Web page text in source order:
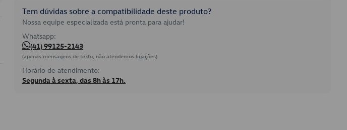
Tem dúvidas sobre a compatibilidade deste produto?
Nossa equipe especializada está pronta para ajudar!
Whatsapp:
(41) 99125-2143
(apenas mensagens de texto, não atendemos ligações)
Horário de atendimento:
Segunda à sexta, das 8h às 17h.